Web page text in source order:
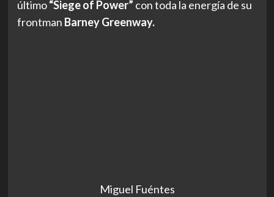
último“Siege of Power” con toda la energía de su
frontman Barney Greenway.
Miguel Fuéntes